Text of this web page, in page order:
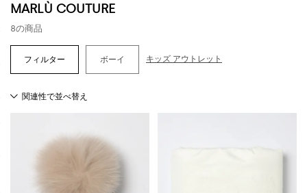
MARLÙ COUTURE
8の商品
ボーイ キッズ アウトレット